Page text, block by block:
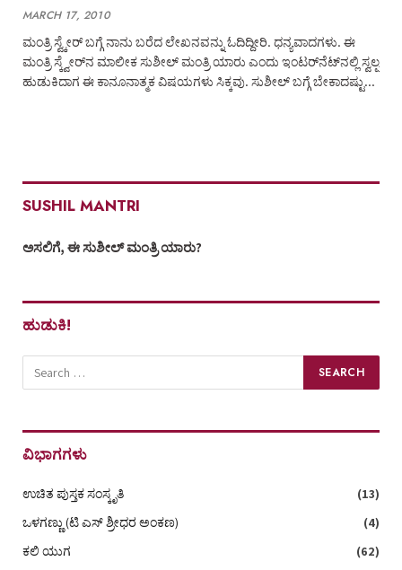
MARCH 17, 2010
ಮಂತ್ರಿ ಸ್ವ್ಕೇರ್ ಬಗ್ಗೆ ನಾನು ಬರೆದ ಲೇಖನವನ್ನು ಓದಿದ್ದೀರಿ. ಧನ್ಯವಾದಗಳು. ಈ
ಮಂತ್ರಿ ಸ್ಕ್ವೇರ್‌ನ ಮಾಲೀಕ ಸುಶೀಲ್ ಮಂತ್ರಿ ಯಾರು ಎಂದು ಇಂಟರ್‌ನೆಟ್‌ನಲ್ಲಿ ಸ್ವಲ್ಪ
ಹುಡುಕಿದಾಗ ಈ ಕಾನೂನಾತ್ಮಕ ವಿಷಯಗಳು ಸಿಕ್ಕವು. ಸುಶೀಲ್ ಬಗ್ಗೆ ಬೇಕಾದಷ್ಟು…
SUSHIL MANTRI
ಅಸಲಿಗೆ, ಈ ಸುಶೀಲ್ ಮಂತ್ರಿ ಯಾರು?
ಹುಡುಕಿ!
ವಿಭಾಗಗಳು
ಉಚಿತ ಪುಸ್ತಕ ಸಂಸ್ಕೃತಿ
(13)
ಒಳಗಣ್ಣು (ಟಿ ಎಸ್‌ ಶ್ರೀಧರ ಅಂಕಣ)
(4)
ಕಲಿ ಯುಗ
(62)